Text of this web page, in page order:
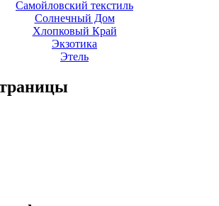
Самойловский текстиль
Солнечный Дом
Хлопковый Край
Экзотика
Этель